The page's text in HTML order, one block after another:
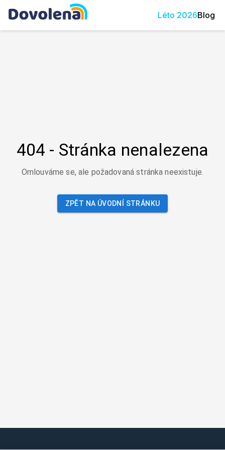
Léto 2026Blog
404 - Stránka nenalezena
Omlouváme se, ale požadovaná stránka neexistuje.
ZPĚT NA ÚVODNÍ STRÁNKU